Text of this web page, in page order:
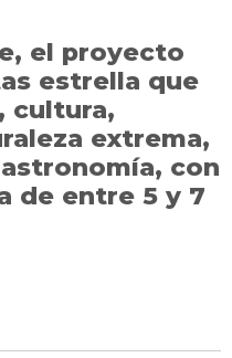
el proyecto
estrella que
cultura,
extrema,
con
de entre 5 y 7